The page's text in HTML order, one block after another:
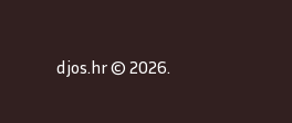
djos.hr © 2026.